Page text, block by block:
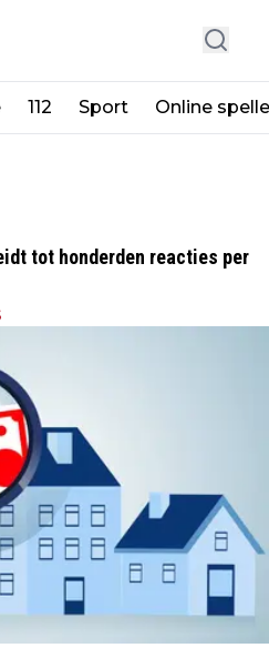
112 Sport Online
tot honderden reacties per